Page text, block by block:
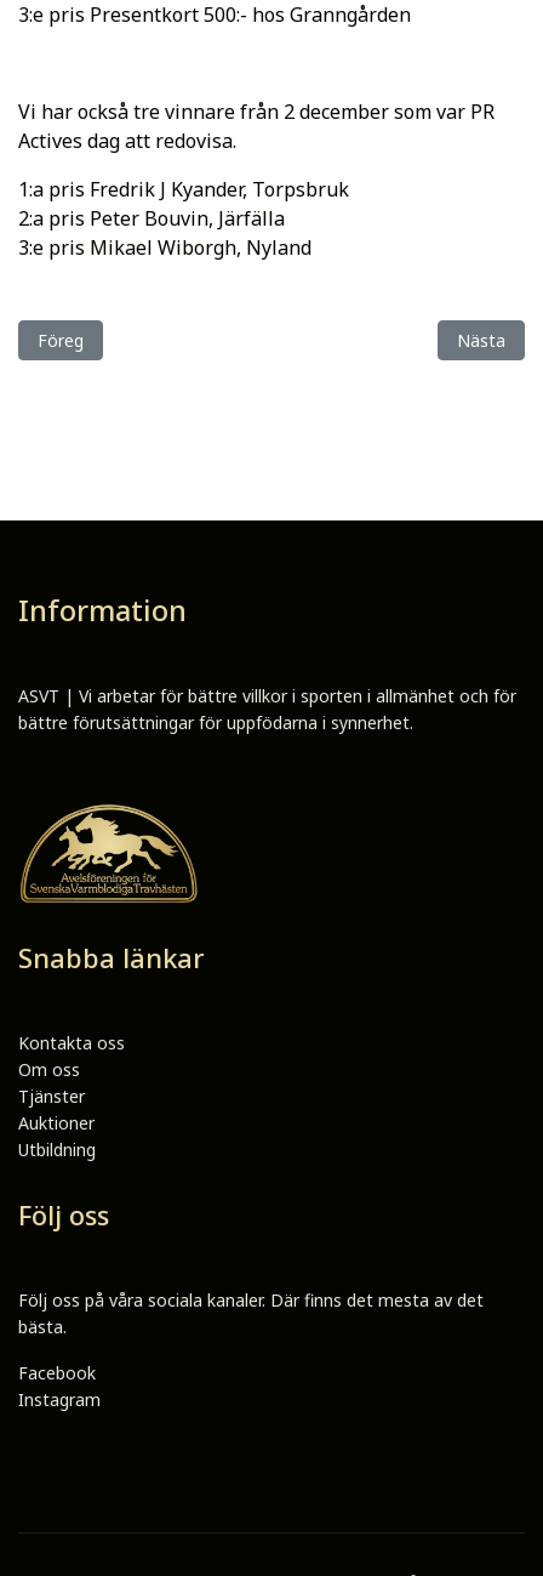
3:e pris Presentkort 500:- hos Granngården
Vi har också tre vinnare från 2 december som var PR
Actives dag att redovisa.
1:a pris Fredrik J Kyander, Torpsbruk
2:a pris Peter Bouvin, Järfälla
3:e pris Mikael Wiborgh, Nyland
Föregående artikel: Stallströ och foder det kan RS Mustang!
Föreg Nästa
Nästa
Information
ASVT | Vi arbetar för bättre villkor i sporten i allmänhet och för
bättre förutsättningar för uppfödarna i synnerhet.
Snabba länkar
Kontakta oss
Om oss
Tjänster
Auktioner
Utbildning
Följ oss
Följ oss på våra sociala kanaler. Där finns det mesta av det
bästa.
Facebook
Instagram